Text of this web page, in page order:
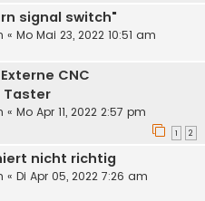
signal switch"
« Mo Mai 23, 2022 10:51 am
CNC
« Mo Apr 11, 2022 2:57 pm
1 2
nicht richtig
« Di Apr 05, 2022 7:26 am